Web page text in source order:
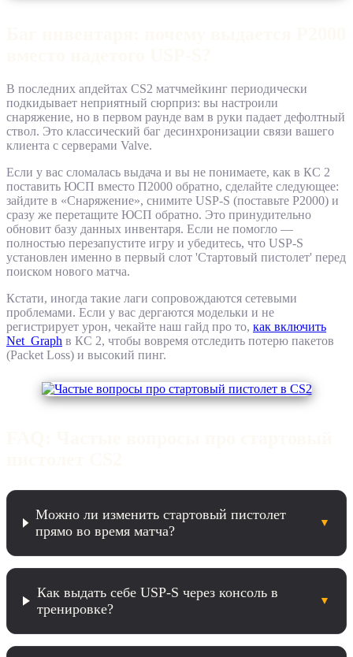
В последних апдейтах CS2 матчмейкинг периодически
подкидывает неприятный сюрприз: вы настроили
снаряжение, но в первом раунде вам в руки падает дефолтный
ствол. Это классический баг десинхронизации связи вашего
клиента с серверами Valve.
Если у вас сломалась выдача и вы не понимаете, как в КС 2
поставить ЮСП вместо П2000 обратно, сделайте следующее:
зайдите в «Снаряжение», снимите USP-S (поставьте P2000) и
сразу же перетащите ЮСП обратно. Это принудительно
обновит базу данных инвентаря. Если не помогло —
полностью перезапустите игру и убедитесь, что USP-S
установлен именно в первый слот 'Стартовый пистолет' перед
поиском нового матча.
Кстати, иногда такие лаги сопровождаются сетевыми
проблемами. Если у вас дергаются модельки и не
регистрирует урон, чекайте наш гайд про то, как включить
Net_Graph в КС 2, чтобы вовремя отследить потерю пакетов
(Packet Loss) и высокий пинг.
Можно ли изменить стартовый пистолет
прямо во время матча?
▼
Как выдать себе USP-S через консоль в
тренировке?
▼